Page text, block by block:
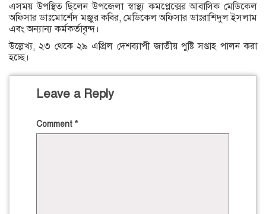
এসময় উপস্থিত ছিলেন উপজেলা স্বাস্থ্য কমপ্লেক্সের আবাসিক মেডিকেল
অফিসার ডাঃমোর্শেদ মঞ্জুর কবির, মেডিকেল অফিসার ডাঃরাশিদুল ইসলাম
এবং অন্যান্য কর্মকর্তাবৃন্দ।
উল্লেখ্য, ২৩ থেকে ২৯ এপ্রিল দেশব্যাপী জাতীয় পুষ্টি সপ্তাহ পালন করা
হচ্ছে।
Leave a Reply
Comment *